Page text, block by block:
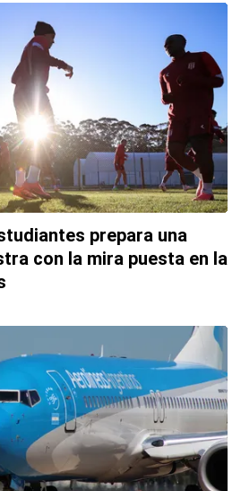
prepara una
con la mira puesta en la